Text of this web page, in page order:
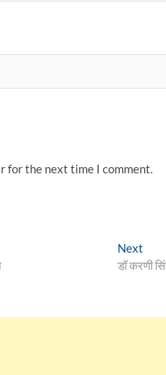
for the next time I comment.
Next
डॉ करणी